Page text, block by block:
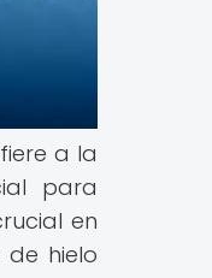
a la
para
en
hielo